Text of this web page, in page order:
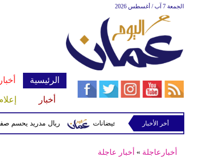
الجمعة 7 آب / أغسطس 2026
الرئيسية
أخبار
ريال مدريد يحسم صفقة وتحذيرات من أمطار غزيرة وفيضانات
أخر الأخبار
أخبارعاجلة » أخبار عاجلة